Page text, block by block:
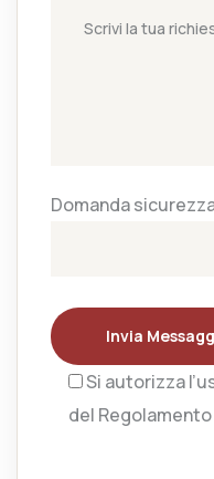
Domanda
Invia
Si autorizza
del Regolamento